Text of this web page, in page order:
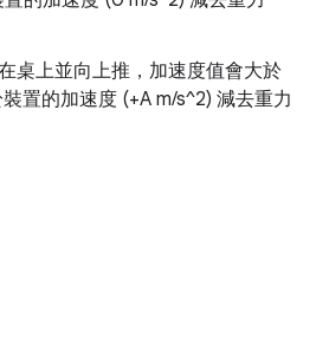
桌上並向上推，加速度值會大於
置的加速度 (+A m/s^2) 減去重力